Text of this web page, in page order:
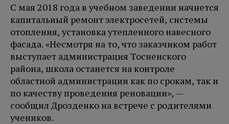
С мая 2018 года в учебном заведении начнется
капитальный ремонт электросетей, системы
отопления, установка утепленного навесного
фасада. «Несмотря на то, что заказчиком работ
выступает администрация Тосненского
района, школа останется на контроле
областной администрации как по срокам, так и
по качеству проведения реновации», —
сообщил Дрозденко на встрече с родителями
учеников.